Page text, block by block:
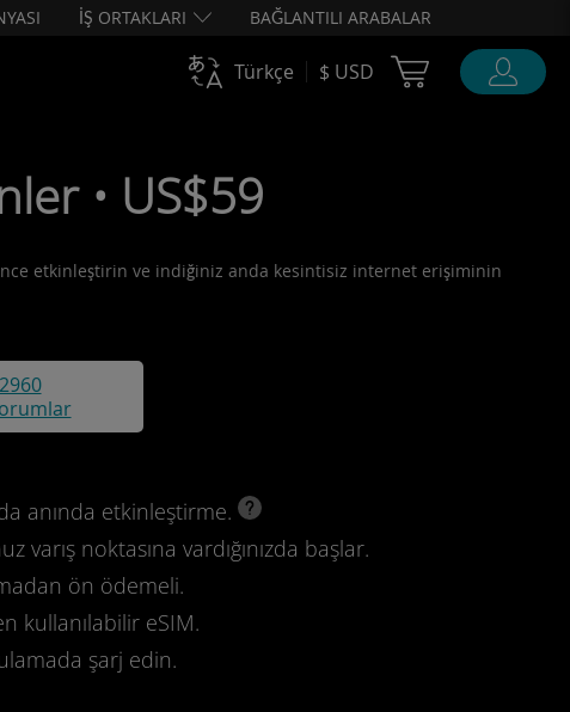
İŞ ORTAKLARI BAĞLANTILI ARABALAR
Türkçe $ USD Cart Ubigi
• US$59
etkinleştirin ve indiğiniz anda kesintisiz internet erişiminin
anında etkinleştirme.
varış noktasına vardığınızda başlar.
ön ödemeli.
kullanılabilir eSIM.
şarj edin.